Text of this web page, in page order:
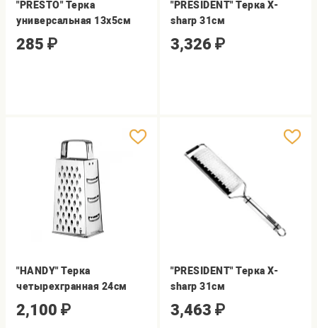
"PRESTO" Терка
универсальная 13х5см
285 ₽
"PRESIDENT" Терка Х-
sharp 31см
3,326 ₽
"HANDY" Терка
четырехгранная 24см
2,100 ₽
"PRESIDENT" Терка Х-
sharp 31см
3,463 ₽